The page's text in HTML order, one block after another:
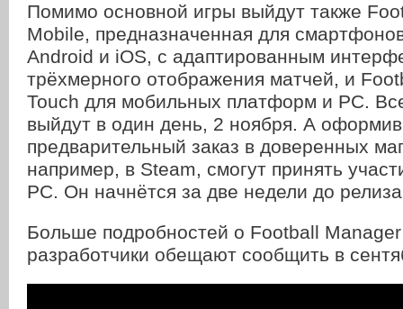
Помимо основной игры выйдут также
Mobile, предназначенная для
Android и iOS, с адаптированным
трёхмерного отображения матчей, и
Touch для мобильных платформ и РС.
выйдут в один день, 2 ноября. А
предварительный заказ в доверенных
например, в Steam, смогут принять
РС. Он начнётся за две недели до
Больше подробностей о Football
разработчики обещают сообщить в